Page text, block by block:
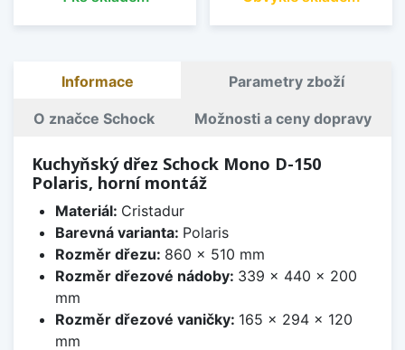
Informace Parametry zboží
O značce Schock Možnosti a ceny dopravy
Kuchyňský dřez Schock Mono D-150
Polaris, horní montáž
Materiál: Cristadur
Barevná varianta: Polaris
Rozměr dřezu: 860 x 510 mm
Rozměr dřezové nádoby: 339 x 440 x 200
mm
Rozměr dřezové vaničky: 165 x 294 x 120
mm